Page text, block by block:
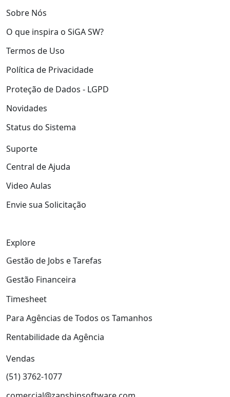
Sobre Nós
O que inspira o SiGA SW?
Termos de Uso
Política de Privacidade
Proteção de Dados - LGPD
Novidades
Status do Sistema
Suporte
Central de Ajuda
Video Aulas
Envie sua Solicitação
Explore
Gestão de Jobs e Tarefas
Gestão Financeira
Timesheet
Para Agências de Todos os Tamanhos
Rentabilidade da Agência
Vendas
(51) 3762-1077